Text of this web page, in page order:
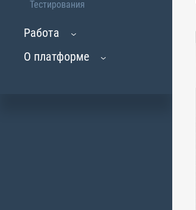
Тестирования
Работа
О платформе